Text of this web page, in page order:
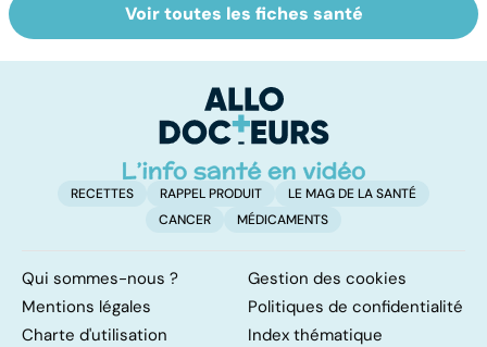
Comment
faciliter la
Mal de dos :
quand les
mêlent
Voir toutes les fiches santé
RECETTES RAPPEL PRODUIT
LE MAG DE LA SANTÉ
CANCER
MÉDICAMENTS
Qui sommes-nous ?
Gestion des cookies
Mentions légales
Politiques de confidentialité
Charte d'utilisation
Index thématique